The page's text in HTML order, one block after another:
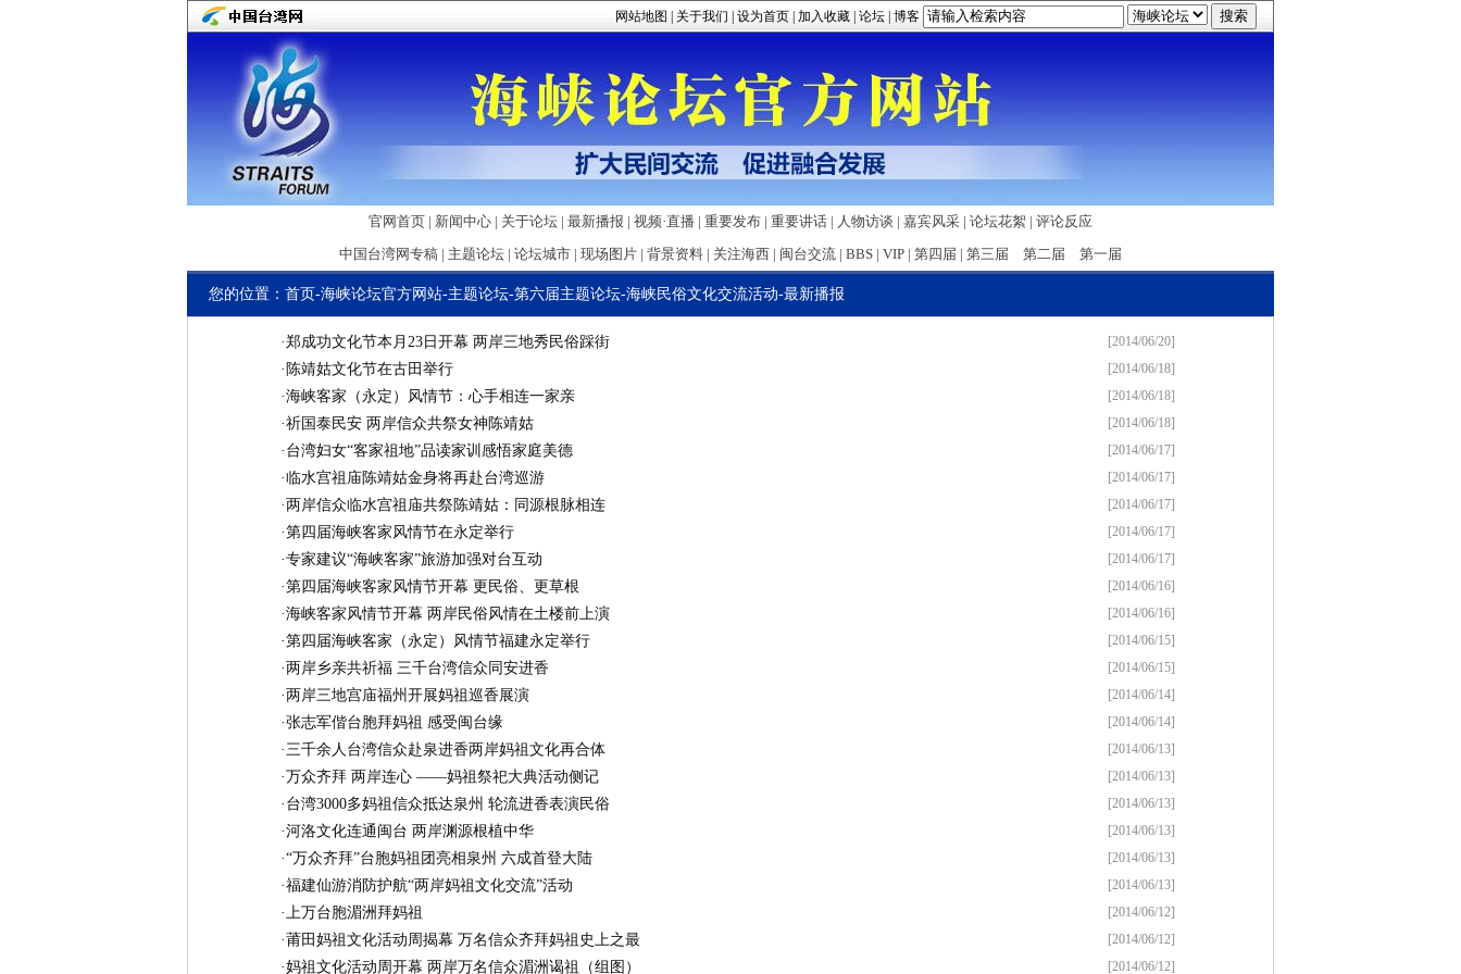
网站地图 关于我们 设为首页 加入收藏 论坛 博客
官网首页 | 新闻中心 | 关于论坛 | 最新播报 | 视频·直播 | 重要发布 | 重要讲话 | 人物访谈 | 嘉宾风采 | 论坛花絮 | 评论反应
中国台湾网专稿 | 主题论坛 | 论坛城市 | 现场图片 | 背景资料 | 关注海西 | 闽台交流 | BBS | VIP | 第四届 | 第三届 第二届 第一届
您的位置： 首页-海峡论坛官方网站-主题论坛-第六届主题论坛-海峡民俗文化交流活动-最新播报
[2014/06/20]
·郑成功文化节本月23日开幕 两岸三地秀民俗踩街
[2014/06/18]
· 陈靖姑文化节在古田举行
[2014/06/18]
·海峡客家（永定）风情节：心手相连一家亲
[2014/06/18]
·祈国泰民安 两岸信众共祭女神陈靖姑
[2014/06/17]
· 台湾妇女“客家祖地”品读家训感悟家庭美德
[2014/06/17]
·临水宫祖庙陈靖姑金身将再赴台湾巡游
[2014/06/17]
· 两岸信众临水宫祖庙共祭陈靖姑：同源根脉相连
[2014/06/17]
·第四届海峡客家风情节在永定举行
[2014/06/17]
·专家建议“海峡客家”旅游加强对台互动
[2014/06/16]
·第四届海峡客家风情节开幕 更民俗、更草根
[2014/06/16]
·海峡客家风情节开幕 两岸民俗风情在土楼前上演
[2014/06/15]
·第四届海峡客家（永定）风情节福建永定举行
[2014/06/15]
· 两岸乡亲共祈福 三千台湾信众同安进香
[2014/06/14]
· 两岸三地宫庙福州开展妈祖巡香展演
[2014/06/14]
·张志军偕台胞拜妈祖 感受闽台缘
[2014/06/13]
·三千余人台湾信众赴泉进香两岸妈祖文化再合体
[2014/06/13]
·万众齐拜 两岸连心 ——妈祖祭祀大典活动侧记
[2014/06/13]
· 台湾3000多妈祖信众抵达泉州 轮流进香表演民俗
[2014/06/13]
·河洛文化连通闽台 两岸渊源根植中华
[2014/06/13]
·“万众齐拜”台胞妈祖团亮相泉州 六成首登大陆
[2014/06/13]
·福建仙游消防护航“两岸妈祖文化交流”活动
[2014/06/12]
·上万台胞湄洲拜妈祖
[2014/06/12]
·莆田妈祖文化活动周揭幕 万名信众齐拜妈祖史上之最
[2014/06/12]
·妈祖文化活动周开幕 两岸万名信众湄洲谒祖（组图）